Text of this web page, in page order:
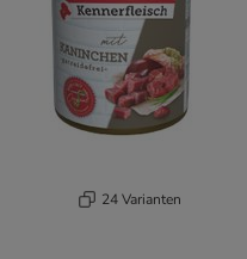
24 Varianten